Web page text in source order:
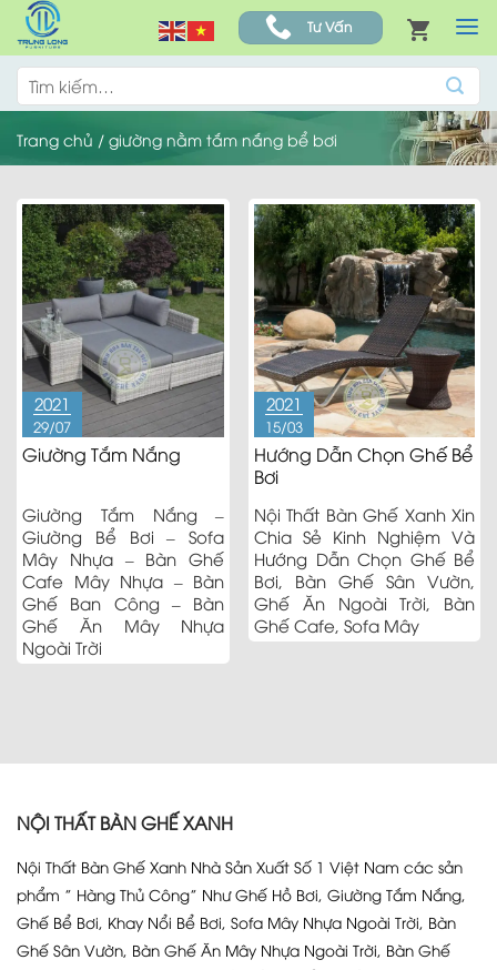
Skip
content
Tư Vấn
Tìm
kiếm:
Trang chủ / giường nằm tắm nắng bể bơi
2021
29/07
Giường Tắm Nắng
Giường Tắm Nắng –
Giường Bể Bơi – Sofa
Mây Nhựa – Bàn Ghế
Cafe Mây Nhựa – Bàn
Ghế Ban Công – Bàn
Ghế Ăn Mây Nhựa
Ngoài Trời
2021
15/03
Hướng Dẫn Chọn Ghế Bể
Bơi
Nội Thất Bàn Ghế Xanh Xin
Chia Sẻ Kinh Nghiệm Và
Hướng Dẫn Chọn Ghế Bể
Bơi, Bàn Ghế Sân Vườn,
Ghế Ăn Ngoài Trời, Bàn
Ghế Cafe, Sofa Mây
NỘI THẤT BÀN GHẾ XANH
Nội Thất Bàn Ghế Xanh Nhà Sản Xuất Số 1 Việt Nam các sản
phẩm ” Hàng Thủ Công” Như Ghế Hồ Bơi, Giường Tắm Nắng,
Ghế Bể Bơi, Khay Nổi Bể Bơi, Sofa Mây Nhựa Ngoài Trời, Bàn
Ghế Sân Vườn, Bàn Ghế Ăn Mây Nhựa Ngoài Trời, Bàn Ghế